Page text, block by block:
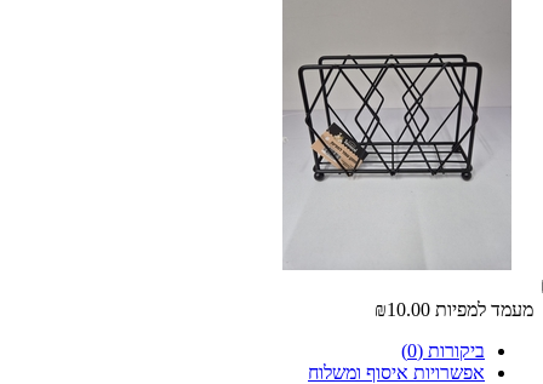
מעמד למפיות ₪10.00
ביקורות (0)
אפשרויות איסוף ומשלוח